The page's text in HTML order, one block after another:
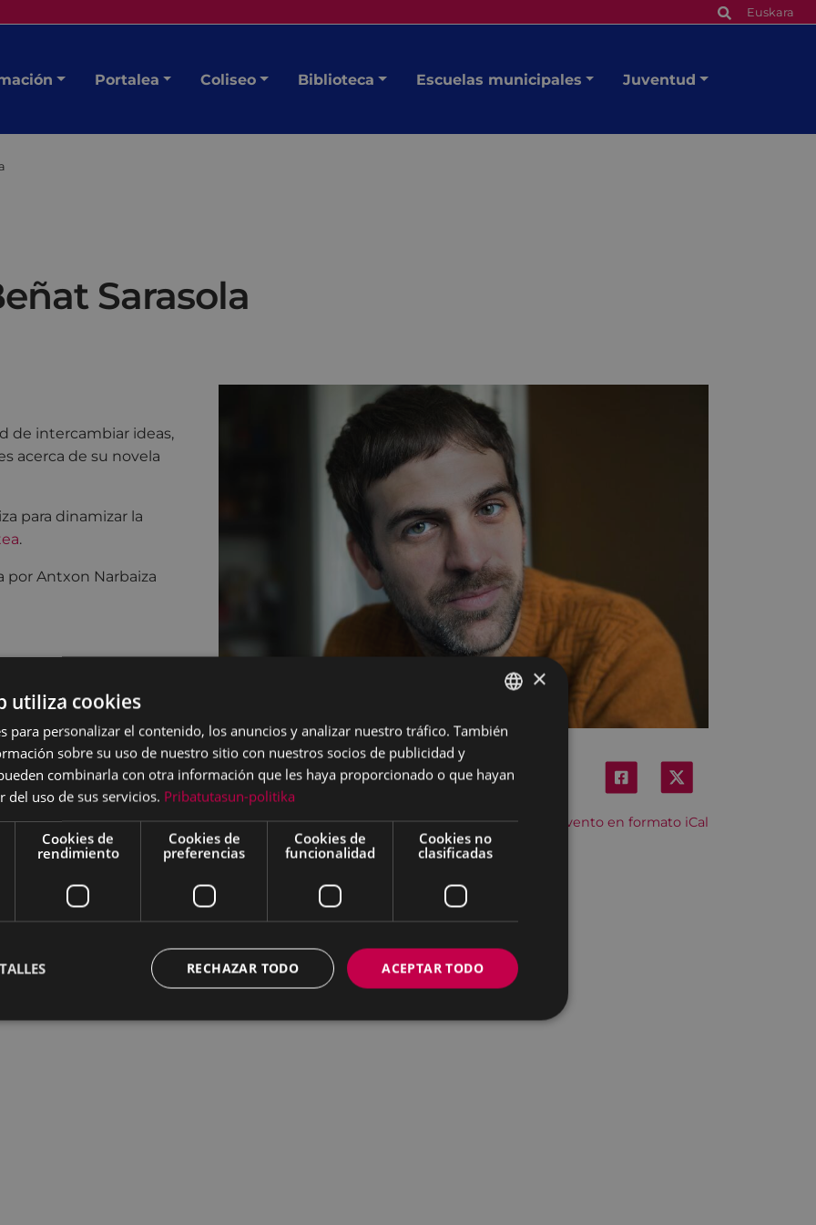
Euskara
Portalea Coliseo Biblioteca Escuelas municipales Juventud
Sarasola
Descargar el evento en formato iCal
de intercambiar ideas,
acerca de su novela
para dinamizar la
.
por Antxon Narbaiza
BASQUE
×
utiliza cookies
para personalizar el contenido, los anuncios y analizar nuestro tráfico. También
sobre su uso de nuestro sitio con nuestros socios de publicidad y
combinarla con otra información que les haya proporcionado o que hayan
del uso de sus servicios. Pribatutasun-politika
Cookies de
rendimiento
Cookies de
preferencias
Cookies de
funcionalidad
Cookies no
clasificadas
ACEPTAR TODO
RECHAZAR TODO